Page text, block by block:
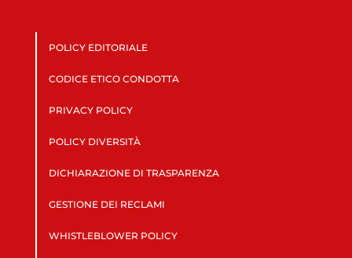
POLICY EDITORIALE
CODICE ETICO CONDOTTA
PRIVACY POLICY
POLICY DIVERSITÀ
DICHIARAZIONE DI TRASPARENZA
GESTIONE DEI RECLAMI
WHISTLEBLOWER POLICY